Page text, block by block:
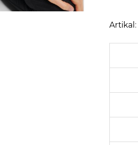
Artikal: